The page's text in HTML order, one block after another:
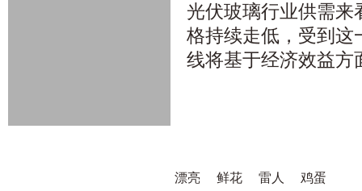
光伏玻璃行业供需来
格持续走低，受到这
线将基于经济效益方
漂亮 鲜花 雷人 鸡蛋